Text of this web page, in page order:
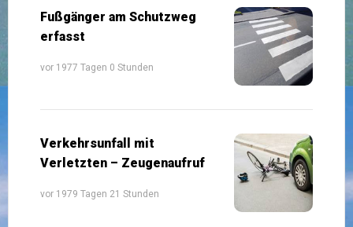
Fußgänger am Schutzweg
erfasst
vor 1977 Tagen 0 Stunden
Verkehrsunfall mit
Verletzten – Zeugenaufruf
vor 1979 Tagen 21 Stunden